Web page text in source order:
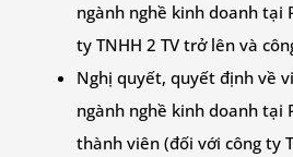
ngành nghề kinh doanh tại
ty TNHH 2 TV trở lên và
Nghị quyết, quyết định về
ngành nghề kinh doanh tại
thành viên (đối với công ty